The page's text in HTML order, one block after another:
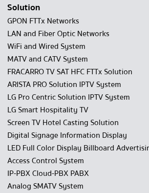
Solution
GPON FTTx Networks
LAN and Fiber Optic Networks
WiFi and Wired System
MATV and CATV System
FRACARRO TV SAT HFC FTTx Solution
ARISTA PRO Solution IPTV System
LG Pro Centric Solution IPTV System
LG Smart Hospitality TV
Screen TV Hotel Casting Solution
Digital Signage Information Display
LED Full Color Display Billboard
Access Control System
IP-PBX Cloud-PBX PABX
Analog SMATV System